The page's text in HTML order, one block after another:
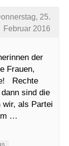
25.
Februar 2016
der
Frauen,
Rechte
sind die
wir, als Partei
…